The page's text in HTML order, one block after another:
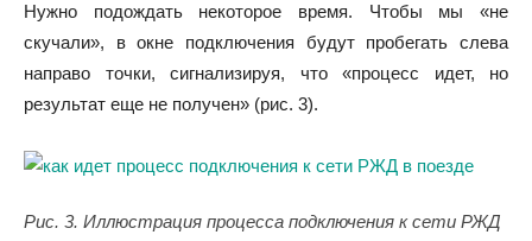
Нужно подождать некоторое время. Чтобы мы «не
скучали», в окне подключения будут пробегать слева
направо точки, сигнализируя, что «процесс идет, но
результат еще не получен» (рис. 3).
Рис. 3. Иллюстрация процесса подключения к сети РЖД